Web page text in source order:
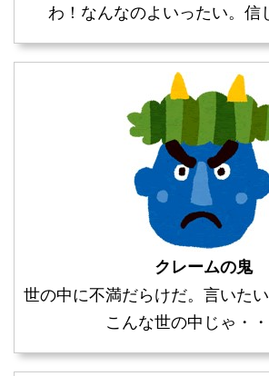
わ！なんなのよいったい。信
クレームの鬼
世の中に不満だらけだ。言いた
こんな世の中じゃ・・